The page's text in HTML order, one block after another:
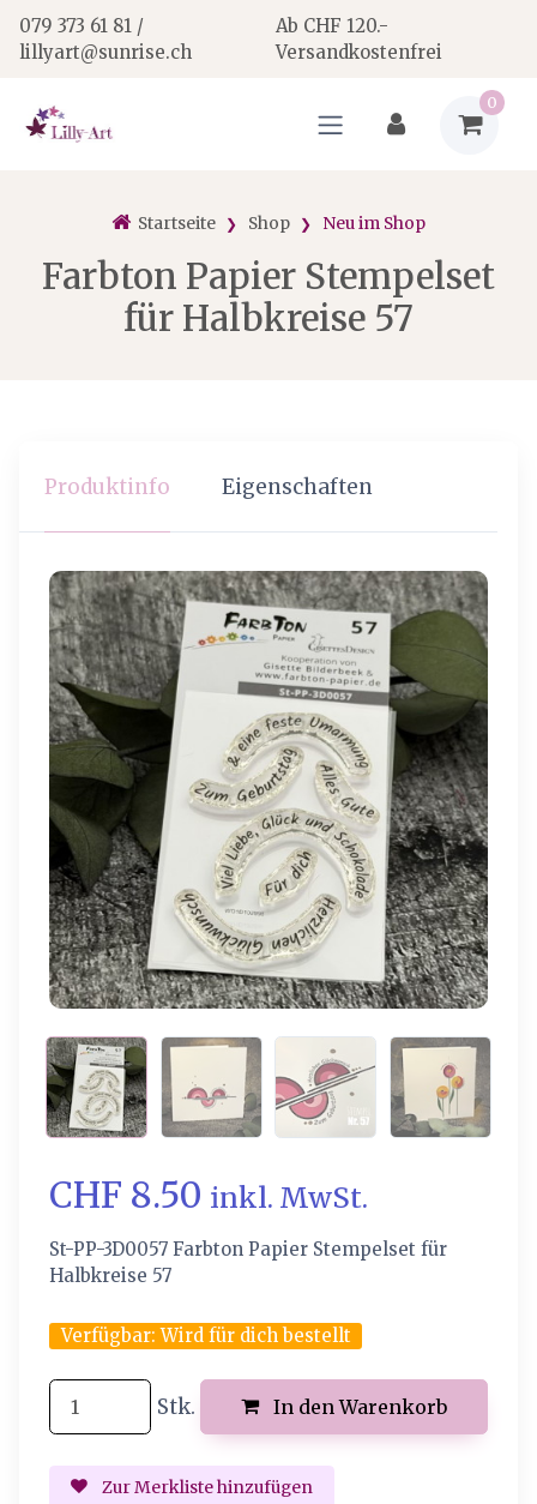
079 373 61 81 /
lillyart@sunrise.ch
Ab CHF 120.-
Versandkostenfrei
0
Startseite Shop Neu im Shop
Farbton Papier Stempelset
für Halbkreise 57
Produktinfo Eigenschaften
CHF 8.50 inkl. MwSt.
St-PP-3D0057 Farbton Papier Stempelset für
Halbkreise 57
Verfügbar:Wird für dich bestellt
Stk. In den Warenkorb
Zur Merkliste hinzufügen